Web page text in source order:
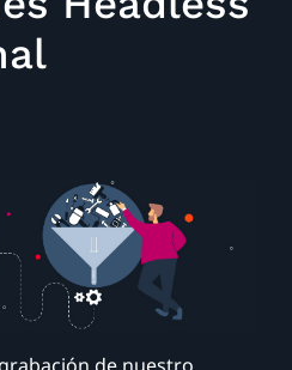
de nuestro